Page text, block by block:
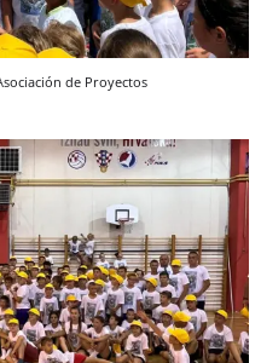
de Proyectos